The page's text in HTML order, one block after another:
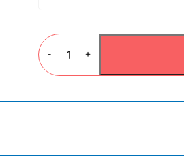
-
Krimphoezen
1270x880x1200mm
100my
aantal
+